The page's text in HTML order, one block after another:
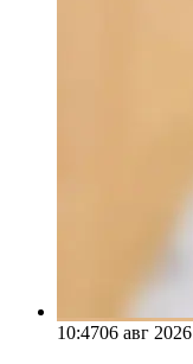
10:4706 авг 2026